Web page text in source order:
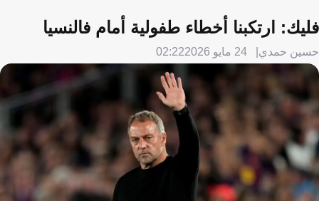
فليك: ارتكبنا أخطاء طفولية أمام فالنسيا
حسين حمدي 24 مايو 2026 02:22